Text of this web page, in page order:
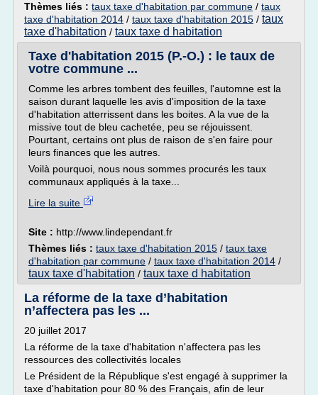
Thèmes liés : taux taxe d'habitation par commune / taux
taxe d'habitation 2014 / taux taxe d'habitation 2015 / taux
taxe d'habitation / taux taxe d habitation
Taxe d'habitation 2015 (P.-O.) : le taux de
votre commune ...
Comme les arbres tombent des feuilles, l'automne est la
saison durant laquelle les avis d'imposition de la taxe
d'habitation atterrissent dans les boites. A la vue de la
missive tout de bleu cachetée, peu se réjouissent.
Pourtant, certains ont plus de raison de s'en faire pour
leurs finances que les autres.
Voilà pourquoi, nous nous sommes procurés les taux
communaux appliqués à la taxe...
Lire la suite
Site : http://www.lindependant.fr
Thèmes liés : taux taxe d'habitation 2015 / taux taxe
d'habitation par commune / taux taxe d'habitation 2014 /
taux taxe d'habitation / taux taxe d habitation
La réforme de la taxe d’habitation
n’affectera pas les ...
20 juillet 2017
La réforme de la taxe d'habitation n'affectera pas les
ressources des collectivités locales
Le Président de la République s'est engagé à supprimer la
taxe d'habitation pour 80 % des Français, afin de leur